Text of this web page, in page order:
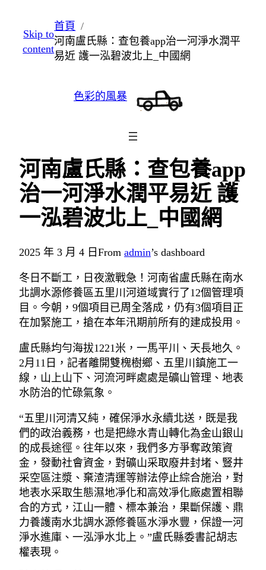
至
主
Skip to
content
首頁
河南盧氏縣：查包養app治一河淨水潤平
易近 護一泓碧波北上_中國網
色彩的風暴
河南盧氏縣：查包養app
治一河淨水潤平易近 護
一泓碧波北上_中國網
2025 年 3 月 4 日 From admin’s dashboard
冬日不斷工，日夜激戰急！河南省盧氏縣在南水
北調水源修養區五里川河道域實行了12個管理項
目。今朝，9個項目已周全落成，仍有3個項目正
在加緊施工，搶在本年汛期前所有的建成投用。
盧氏縣均勻海拔1221米，一馬平川、天長地久。
2月11日，記者離開雙槐樹鄉、五里川鎮施工一
線，山上山下、河流河畔處處是礦山管理、地表
水防治的忙碌氣象。
“五里川河清又純，確保淨水永續北送，既是我
們的政治義務，也是把綠水青山轉化為金山銀山
的成長途徑。往年以來，我們多方爭奪政策資
金，發動社會資金，對礦山采取廢井封堵、豎井
采空區注漿、棄渣清運等辦法停止綜合施治，對
地表水采取生態濕地凈化和高效凈化廠處置相聯
合的方式，江山一體、標本兼治，果斷保護、鼎
力養護南水北調水源修養區水淨水豐，保證一河
淨水進庫、一泓淨水北上。”盧氏縣委書記胡志
權表現。